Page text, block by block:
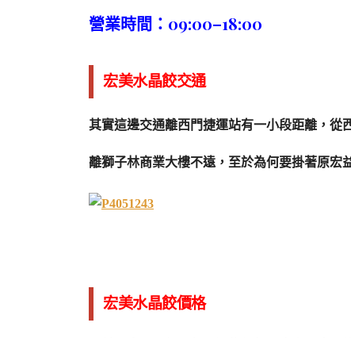
營業時間：09:00–18:00
宏美水晶餃交通
其實這邊交通離西門捷運站有一小段距離，從
離獅子林商業大樓不遠，至於為何要掛著原宏
宏美水晶餃價格